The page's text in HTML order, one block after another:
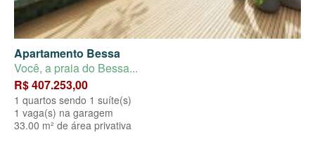
Apartamento Bessa
Você, a praia do Bessa...
R$ 407.253,00
1 quartos sendo 1 suíte(s)
1 vaga(s) na garagem
33.00 m² de área privativa